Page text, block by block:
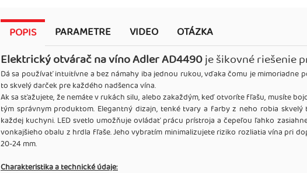
POPIS PARAMETRE VIDEO OTÁZKA
Elektrický otvárač na víno Adler AD4490je šikovné riešenie
Dá sa používať intuitívne a bez námahy iba jednou rukou, vďaka čomu je mimoriadne
to skvelý darček pre každého nadšenca vína.
Ak sa sťažujete, že nemáte v rukách silu, alebo zakaždým, keď otvoríte fľašu, musíte
tým správnym produktom. Elegantný dizajn, tenké tvary a farby z neho robia
každej kuchyni. LED svetlo umožňuje ovládať prácu prístroja a čepeľou ľahko
vonkajšieho obalu z hrdla fľaše. Jeho vybratím minimalizujete riziko rozliatia vína pri
20-24 mm.
Charakteristika a technické údaje: